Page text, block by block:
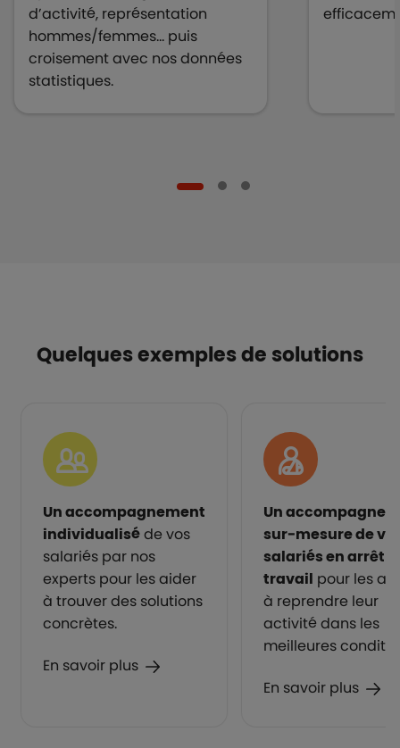
d’activité, représentation
hommes/femmes… puis
croisement avec nos données
statistiques.
Quelques exemples de solutions
Un accompagnement
individualiséde vos
salariés par nos
experts pour les aider
à trouver des solutions
concrètes.
En savoir plus
Un
sur-mesure de
salariés en arrêt
travail pour les
à reprendre leur
activité dans les
meilleures
En savoir plus